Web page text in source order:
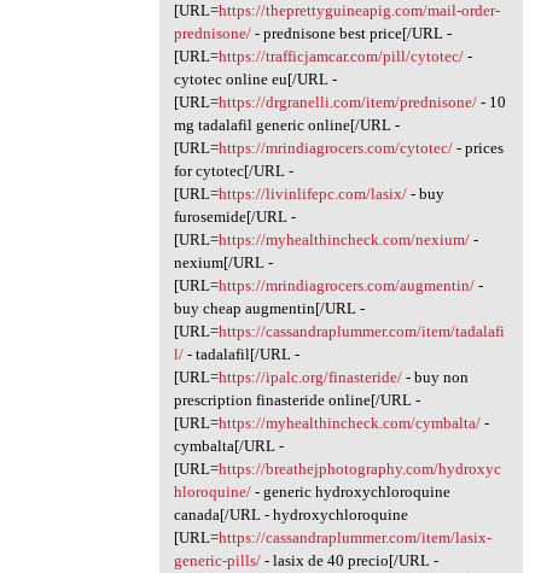
[URL=https://theprettyguineapig.com/mail-order-
prednisone/- prednisone best price[/URL -
[URL=https://trafficjamcar.com/pill/cytotec/-
cytotec online eu[/URL -
[URL=https://drgranelli.com/item/prednisone/- 10
mg tadalafil generic online[/URL -
[URL=https://mrindiagrocers.com/cytotec/- prices
for cytotec[/URL -
[URL=https://livinlifepc.com/lasix/- buy
furosemide[/URL -
[URL=https://myhealthincheck.com/nexium/-
nexium[/URL -
[URL=https://mrindiagrocers.com/augmentin/-
buy cheap augmentin[/URL -
[URL=https://cassandraplummer.com/item/tadalafi
l/- tadalafil[/URL -
[URL=https://ipalc.org/finasteride/- buy non
prescription finasteride online[/URL -
[URL=https://myhealthincheck.com/cymbalta/-
cymbalta[/URL -
[URL=https://breathejphotography.com/hydroxyc
hloroquine/- generic hydroxychloroquine
canada[/URL - hydroxychloroquine
[URL=https://cassandraplummer.com/item/lasix-
generic-pills/- lasix de 40 precio[/URL -